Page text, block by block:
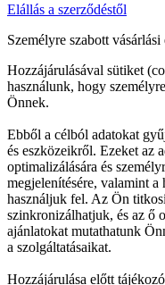
Elállás a szerződéstől
Személyre szabott
Hozzájárulásával sütiket
használunk, hogy
Önnek.
Ebből a célból adatokat
és eszközeikről. Ezeket az
optimalizálására és
megjelenítésére, valamint a
használjuk fel. Az Ön
szinkronizálhatjuk, és az ő
ajánlatokat mutathatunk
a szolgáltatásaikat.
Hozzájárulása előtt